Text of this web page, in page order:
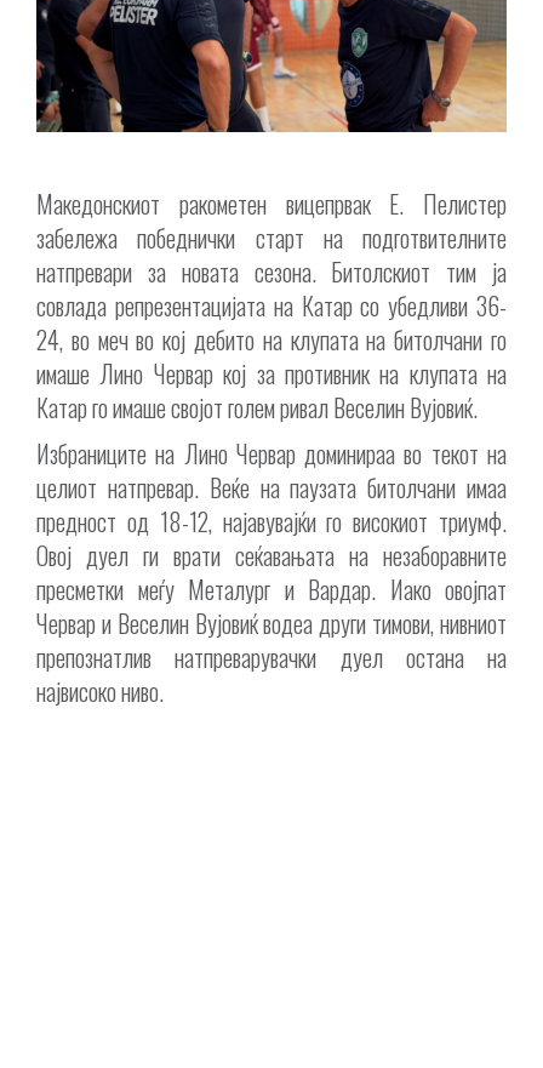
Македонскиот ракометен вицепрвак Е. Пелистер
забележа победнички старт на подготвителните
натпревари за новата сезона. Битолскиот тим ја
совлада репрезентацијата на Катар со убедливи 36-
24, во меч во кој дебито на клупата на битолчани го
имаше Лино Червар кој за противник на клупата на
Катар го имаше својот голем ривал Веселин Вујовиќ.
Избраниците на Лино Червар доминираа во текот на
целиот натпревар. Веќе на паузата битолчани имаа
предност од 18-12, најавувајќи го високиот триумф.
Овој дуел ги врати сеќавањата на незаборавните
пресметки меѓу Металург и Вардар. Иако овојпат
Червар и Веселин Вујовиќ водеа други тимови, нивниот
препознатлив натпреварувачки дуел остана на
највисоко ниво.